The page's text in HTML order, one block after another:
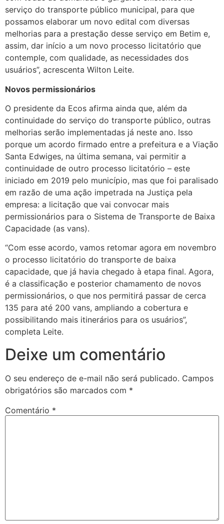
serviço do transporte público municipal, para que
possamos elaborar um novo edital com diversas
melhorias para a prestação desse serviço em Betim e,
assim, dar início a um novo processo licitatório que
contemple, com qualidade, as necessidades dos
usuários”, acrescenta Wilton Leite.
Novos permissionários
O presidente da Ecos afirma ainda que, além da
continuidade do serviço do transporte público, outras
melhorias serão implementadas já neste ano. Isso
porque um acordo firmado entre a prefeitura e a Viação
Santa Edwiges, na última semana, vai permitir a
continuidade de outro processo licitatório – este
iniciado em 2019 pelo município, mas que foi paralisado
em razão de uma ação impetrada na Justiça pela
empresa: a licitação que vai convocar mais
permissionários para o Sistema de Transporte de Baixa
Capacidade (as vans).
“Com esse acordo, vamos retomar agora em novembro
o processo licitatório do transporte de baixa
capacidade, que já havia chegado à etapa final. Agora,
é a classificação e posterior chamamento de novos
permissionários, o que nos permitirá passar de cerca
135 para até 200 vans, ampliando a cobertura e
possibilitando mais itinerários para os usuários”,
completa Leite.
Deixe um comentário
O seu endereço de e-mail não será publicado. Campos
obrigatórios são marcados com *
Comentário *